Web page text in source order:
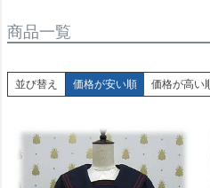
商品一覧
並び替え 価格が安い順 価格が高い